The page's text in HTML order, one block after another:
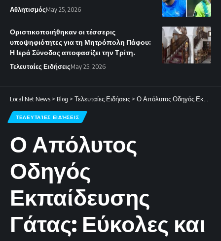
ΑθλητισμόςMay 25, 2026
Οριστικοποιήθηκαν οι τέσσερις
υποψηφιότητες για τη Μητρόπολη Πάφου:
Η Ιερά Σύνοδος αποφασίζει την Τρίτη.
Τελευταίες ΕιδήσειςMay 25, 2026
Local Net News > Blog > Τελευταίες Ειδήσεις > Ο Απόλυτος Οδηγός Εκπαίδευσης Γάτας: Εύκολες και Αποτελεσματικές Συμβουλές
ΤΕΛΕΥΤΑΊΕΣ ΕΙΔΉΣΕΙΣ
Ο Απόλυτος
Οδηγός
Εκπαίδευσης
Γάτας: Εύκολες και